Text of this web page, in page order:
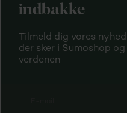
indbakke
Tilmeld dig vores
der sker i Sumoshop
verdenen